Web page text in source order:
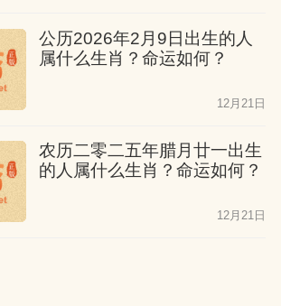
公历2026年2月9日出生的人
属什么生肖？命运如何？
12月21日
农历二零二五年腊月廿一出生
的人属什么生肖？命运如何？
12月21日